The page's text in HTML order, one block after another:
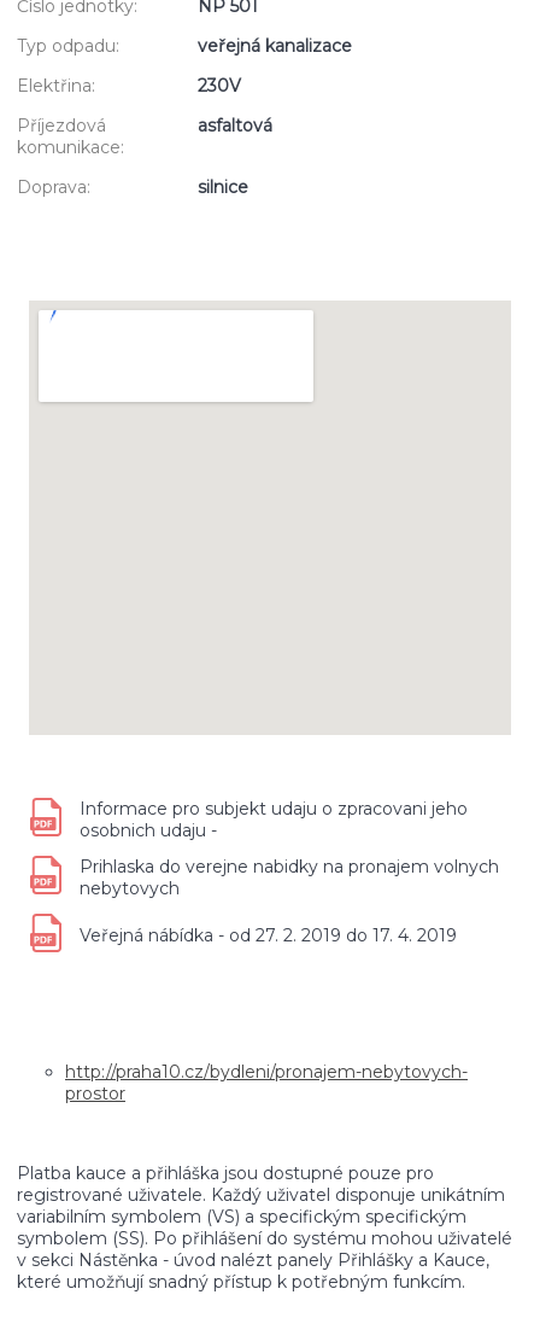
Číslo jednotky:
NP 501
Typ odpadu:
veřejná kanalizace
Elektřina:
230V
Příjezdová
komunikace:
asfaltová
Doprava: silnice
Informace pro subjekt udaju o zpracovani jeho
osobnich udaju -
Prihlaska do verejne nabidky na pronajem volnych
nebytovych
Veřejná nábídka - od 27. 2. 2019 do 17. 4. 2019
http://praha10.cz/bydleni/pronajem-nebytovych-
prostor
Platba kauce a přihláška jsou dostupné pouze pro
registrované uživatele. Každý uživatel disponuje unikátním
variabilním symbolem (VS) a specifickým specifickým
symbolem (SS). Po přihlášení do systému mohou uživatelé
v sekci Nástěnka - úvod nalézt panely Přihlášky a Kauce,
které umožňují snadný přístup k potřebným funkcím.